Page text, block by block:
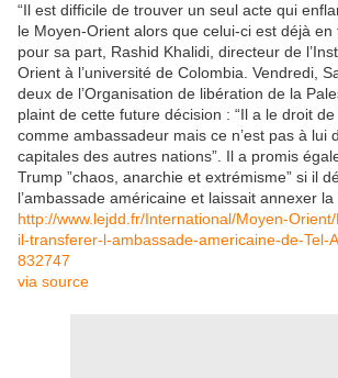
“Il est difficile de trouver un seul acte qui
le Moyen-Orient alors que celui-ci est déjà en
pour sa part, Rashid Khalidi, directeur de
Orient à l’université de Colombia. Vendredi,
deux de l’Organisation de libération de la
plaint de cette future décision : “Il a le droit
comme ambassadeur mais ce n’est pas à lui
capitales des autres nations”. Il a promis
Trump ”chaos, anarchie et extrémisme” si il
l’ambassade américaine et laissait annexer la
http://www.lejdd.fr/International/Moyen-
il-transferer-l-ambassade-americaine-de-Tel-
832747
via source